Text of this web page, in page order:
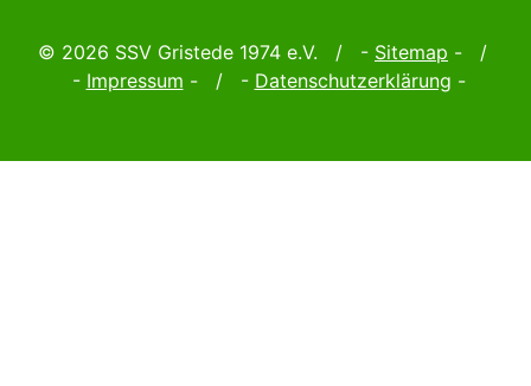
© 2026 SSV Gristede 1974 e.V. / - Sitemap - /
- Impressum - / - Datenschutzerklärung -